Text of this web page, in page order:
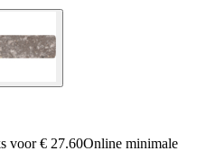
voor€ 27.60Online minimale